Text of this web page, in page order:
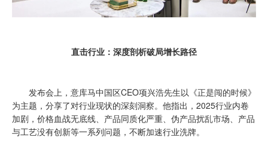
直击行业：深度剖析破局增长路径
发布会上，意库马中国区CEO项兴浩先生以《正是闯的时候》
为主题，分享了对行业现状的深刻洞察。他指出，2025行业内卷
加剧，价格血战无底线、产品同质化严重、伪产品扰乱市场、产品
与工艺没有创新等一系列问题，不断加速行业洗牌。